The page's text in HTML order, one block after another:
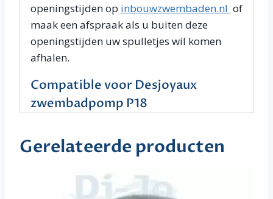
openingstijden op inbouwzwembaden.nl of
maak een afspraak als u buiten deze
openingstijden uw spulletjes wil komen
afhalen.
Compatible voor Desjoyaux
zwembadpomp P18
Gerelateerde producten